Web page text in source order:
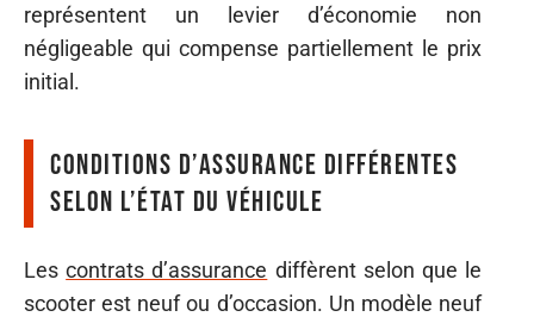
représentent un levier d’économie non
négligeable qui compense partiellement le prix
initial.
Conditions d’assurance différentes
selon l’état du véhicule
Lescontrats d’assurance diffèrent selon que le
scooter est neuf ou d’occasion. Un modèle neuf